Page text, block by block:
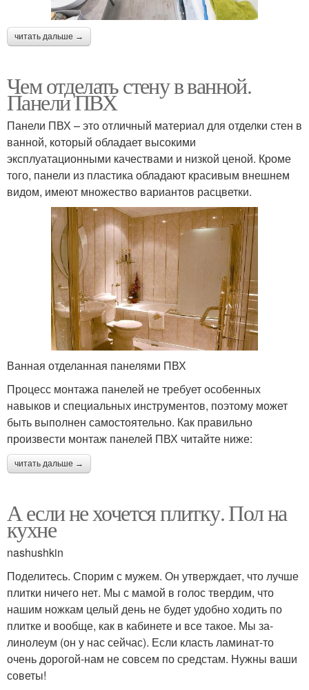
читать дальше →
Чем отделать стену в ванной.
Панели ПВХ
Панели ПВХ – это отличный материал для отделки стен в
ванной, который обладает высокими
эксплуатационными качествами и низкой ценой. Кроме
того, панели из пластика обладают красивым внешнем
видом, имеют множество вариантов расцветки.
Ванная отделанная панелями ПВХ
Процесс монтажа панелей не требует особенных
навыков и специальных инструментов, поэтому может
быть выполнен самостоятельно. Как правильно
произвести монтаж панелей ПВХ читайте ниже:
читать дальше →
А если не хочется плитку. Пол на
кухне
nashushkin
Поделитесь. Спорим с мужем. Он утверждает, что лучше
плитки ничего нет. Мы с мамой в голос твердим, что
нашим ножкам целый день не будет удобно ходить по
плитке и вообще, как в кабинете и все такое. Мы за-
линолеум (он у нас сейчас). Если класть ламинат-то
очень дорогой-нам не совсем по средстам. Нужны ваши
советы!